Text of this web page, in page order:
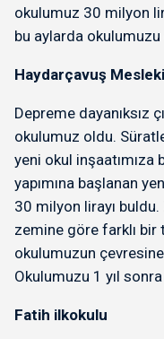
okulumuz 30 milyon
bu aylarda
Haydarçavuş
Depreme dayanıksız
okulumuz oldu.
yeni okul inşaatımıza
yapımına başlanan
30 milyon lirayı
zemine göre farklı bir
okulumuzun
Okulumuzu 1 yıl
Fatih ilkokulu